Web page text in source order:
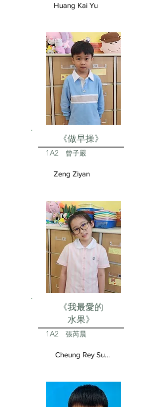
Huang Kai Yu
《做早操》
1A2 曾子嚴
Zeng Ziyan
《我最愛的
水果》
1A2 張芮晨
Cheung Rey Sun Vivienne